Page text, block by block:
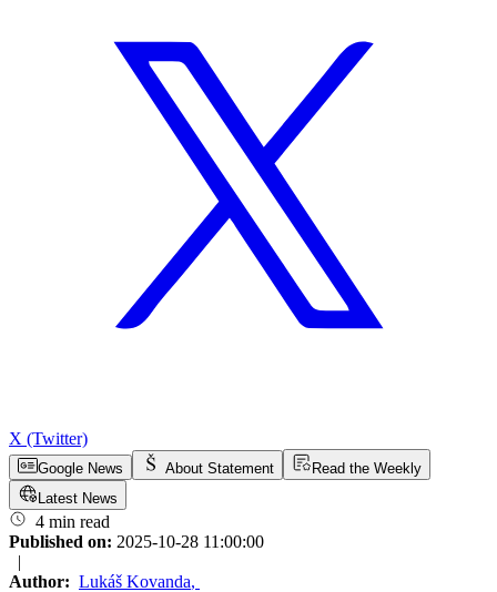
X (Twitter)
Google News About Statement
Read the Weekly
Latest News
4 min read
Published on: 2025-10-28 11:00:00
|
Author: Lukáš Kovanda,